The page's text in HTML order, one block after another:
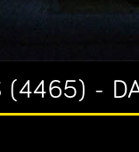
(4465) -